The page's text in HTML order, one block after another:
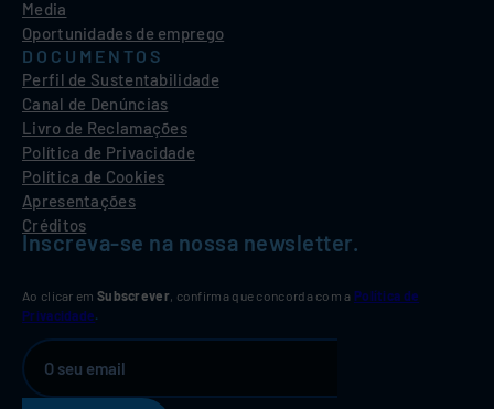
Media
Oportunidades de emprego
DOCUMENTOS
Perfil de Sustentabilidade
Canal de Denúncias
Livro de Reclamações
Política de Privacidade
Política de Cookies
Apresentações
Créditos
Inscreva-se na nossa newsletter.
Ao clicar em Subscrever, confirma que concorda com a Política de
Privacidade.